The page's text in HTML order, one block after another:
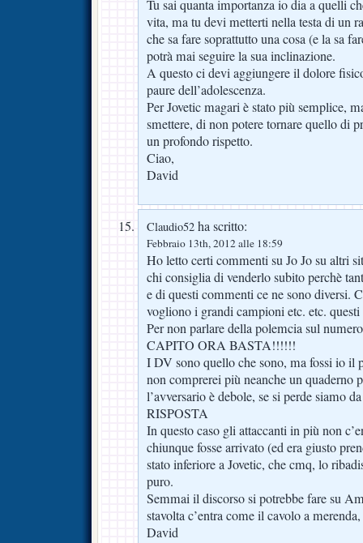
Tu sai quanta importanza io dia a quelli
vita, ma tu devi metterti nella testa di un
che sa fare soprattutto una cosa (e la sa
potrà mai seguire la sua inclinazione.
A questo ci devi aggiungere il dolore
paure dell’adolescenza.
Per Jovetic magari è stato più semplice,
smettere, di non potere tornare quello di
un profondo rispetto.
Ciao,
David
Claudio52 ha scritto:
Febbraio 13th, 2012 alle 18:59
Ho letto certi commenti su Jo Jo su altri
chi consiglia di venderlo subito perchè
e di questi commenti ce ne sono
vogliono i grandi campioni etc. etc.
Per non parlare della polemcia sul
CAPITO ORA BASTA!!!!!!
I DV sono quello che sono, ma fossi io il
non comprerei più neanche un quaderno
l’avversario è debole, se si perde siamo
RISPOSTA
In questo caso gli attaccanti in più non
chiunque fosse arrivato (ed era giusto
stato inferiore a Jovetic, che cmq, lo
puro.
Semmai il discorso si potrebbe fare su
stavolta c’entra come il cavolo a
David